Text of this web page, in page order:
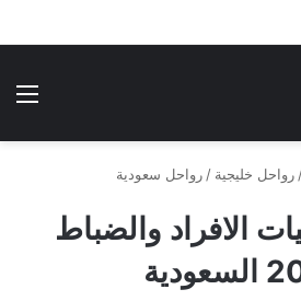
رواحل خليجية / رواحل سعودية
الافراد والضباط